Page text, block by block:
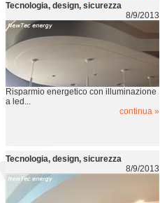
Sta iniziando l’iter per l’approvazione
della Legge di Stabilità 2015. Tra le
misure del provvedimento, c’è la pror...
continua »
ADEGUAMENTO IMPIANTI
FOTOVOLTAICI
1/7/2014
L'Autorità per l'Energia Elettrica e il Gas
in data 6 Giugno 2013 ha pubblicato la
deliberazione 243/2013/R/EEL - "...
Tecnologia, design, sicurezza
8/9/2013
Risparmio energetico con illuminazione
a led...
continua »
Tecnologia, design, sicurezza
8/9/2013